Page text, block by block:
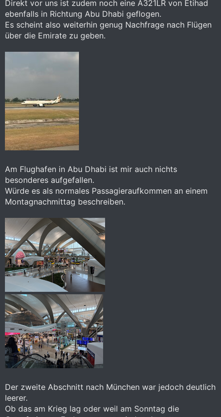
Direkt vor uns ist zudem noch eine A321LR von Etihad
ebenfalls in Richtung Abu Dhabi geflogen.
Es scheint also weiterhin genug Nachfrage nach Flügen
über die Emirate zu geben.
Am Flughafen in Abu Dhabi ist mir auch nichts
besonderes aufgefallen.
Würde es als normales Passagieraufkommen an einem
Montagnachmittag beschreiben.
Der zweite Abschnitt nach München war jedoch deutlich
leerer.
Ob das am Krieg lag oder weil am Sonntag die